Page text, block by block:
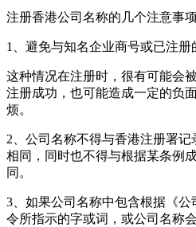
注册香港公司名称的几个注意事项
1、避免与知名企业商号或已注册
这种情况在注册时，很有可能会
注册成功，也可能造成一定的负
烦。
2、公司名称不得与香港注册署
相同，同时也不得与根据某条例
同。
3、如果公司名称中包含根据《
令所指示的字或词，或公司名称